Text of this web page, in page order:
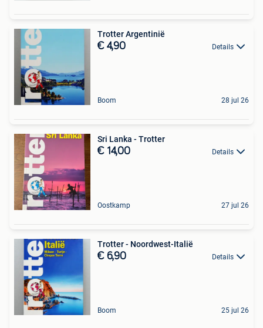
Trotter Argentinië
€ 4,90 Details
Boom 28 jul 26
Sri Lanka - Trotter
€ 14,00 Details
Oostkamp 27 jul 26
Trotter - Noordwest-Italië
€ 6,90 Details
Boom 25 jul 26